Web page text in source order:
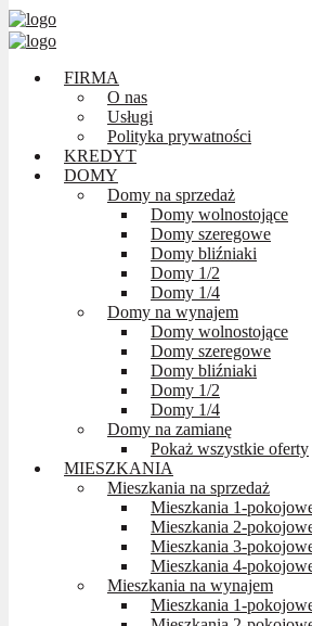
FIRMA
O nas
Usługi
Polityka prywatności
KREDYT
DOMY
Domy na sprzedaż
Domy wolnostojące
Domy szeregowe
Domy bliźniaki
Domy 1/2
Domy 1/4
Domy na wynajem
Domy wolnostojące
Domy szeregowe
Domy bliźniaki
Domy 1/2
Domy 1/4
Domy na zamianę
Pokaż wszystkie oferty
MIESZKANIA
Mieszkania na sprzedaż
Mieszkania 1-
Mieszkania 2-
Mieszkania 3-
Mieszkania 4-
Mieszkania na wynajem
Mieszkania 1-